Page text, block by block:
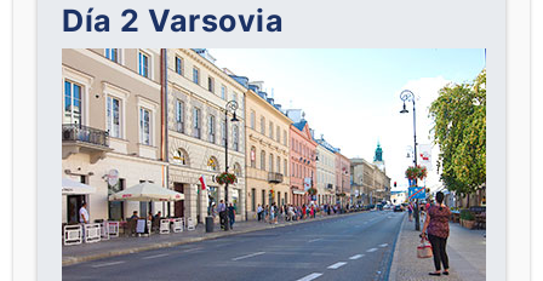
Día 2 Varsovia